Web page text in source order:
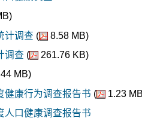
计调查 (
8.58 MB)
调查 (
261.76 KB)
MB)
健康行为调查报告书 (
1.23
人口健康调查报告书